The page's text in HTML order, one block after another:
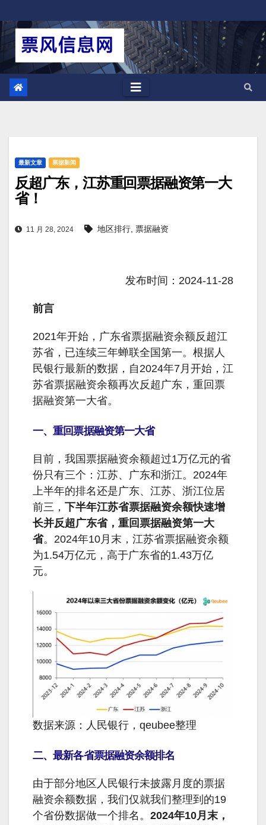
至
最新文章 票据新闻
反超广东，江苏重回票据融资第一大
省！
11 月 28, 2024 地区排行 票据融资
发布时间：2024-11-28
前言
2021年开始，广东省票据融资余额反超江
苏省，已连续三年蝉联全国第一。根据人
民银行最新的数据，自2024年7月开始，江
苏省票据融资余额再次反超广东，重回票
据融资第一大省。
一、重回票据融资第一大省
目前，我国票据融资余额超过1万亿元的省
份只有三个：江苏、广东和浙江。2024年
上半年的排名还是广东、江苏、浙江位居
前三， 下半年江苏省票据融资余额快速增
长并反超广东省，重回票据融资第一大
省。2024年10月末，江苏省票据融资余额
为1.54万亿元，高于广东省的1.43万亿
元。
数据来源：人民银行，qeubee整理
二、最新各省票据融资余额排名
由于部分地区人民银行未披露月度的票据
融资余额数据，我们仅就我们整理到的19
个省份数据做一个排名。 2024年10月末，